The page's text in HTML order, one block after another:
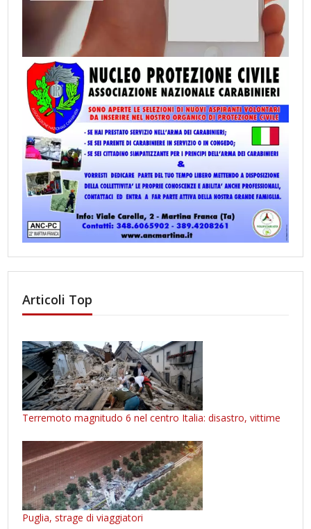
Articoli Top
Terremoto magnitudo 6 nel centro Italia: disastro, vittime
Puglia, strage di viaggiatori